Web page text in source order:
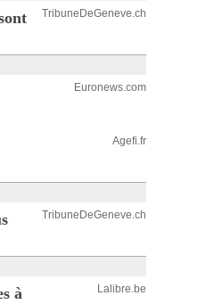
TribuneDeGeneve.ch
Euronews.com
Agefi.fr
TribuneDeGeneve.ch
à
Lalibre.be